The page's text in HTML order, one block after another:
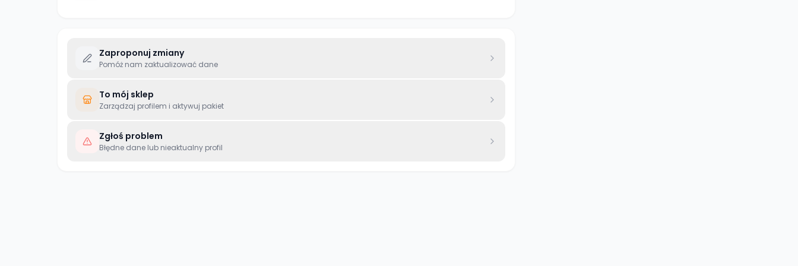
Zaproponuj zmiany
Pomóż nam zaktualizować dane
To mój sklep
Zarządzaj profilem i aktywuj pakiet
Zgłoś problem
Błędne dane lub nieaktualny profil